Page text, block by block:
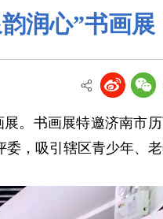
润心”书画展
。书画展特邀济南市历
，吸引辖区青少年、